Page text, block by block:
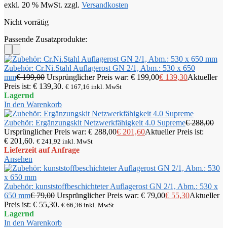
exkl. 20 % MwSt. zzgl. Versandkosten
Nicht vorrätig
Passende Zusatzprodukte:
Zubehör: Cr.Ni.Stahl Auflagerost GN 2/1, Abm.: 530 x 650
mm€199,00 Ursprünglicher Preis war: € 199,00€ 139,30Aktueller
Preis ist: € 139,30. € 167,16 inkl. MwSt
Lagernd
In den Warenkorb
Zubehör: Ergänzungskit Netzwerkfähigkeit 4.0 Supreme€288,00
Ursprünglicher Preis war: € 288,00€ 201,60Aktueller Preis ist:
€ 201,60. € 241,92 inkl. MwSt
Lieferzeit auf Anfrage
Ansehen
Zubehör: kunststoffbeschichteter Auflagerost GN 2/1, Abm.: 530 x
650 mm€79,00 Ursprünglicher Preis war: € 79,00€ 55,30Aktueller
Preis ist: € 55,30. € 66,36 inkl. MwSt
Lagernd
In den Warenkorb